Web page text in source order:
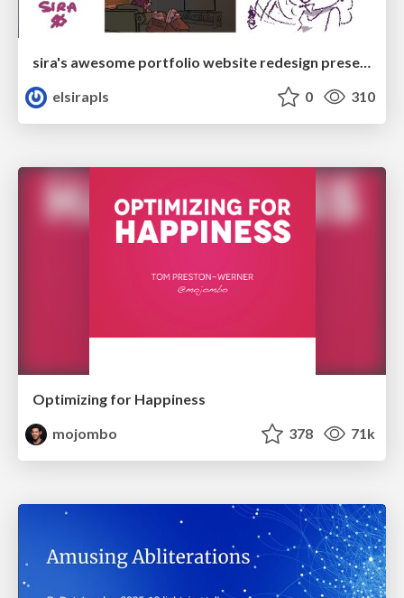
sira's awesome portfolio website redesign presentation
elsirapls
0 310
Optimizing for Happiness
mojombo
378 71k